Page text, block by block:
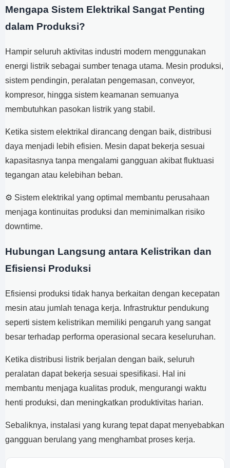
Mengapa Sistem Elektrikal Sangat Penting
dalam Produksi?
Hampir seluruh aktivitas industri modern menggunakan
energi listrik sebagai sumber tenaga utama. Mesin produksi,
sistem pendingin, peralatan pengemasan, conveyor,
kompresor, hingga sistem keamanan semuanya
membutuhkan pasokan listrik yang stabil.
Ketika sistem elektrikal dirancang dengan baik, distribusi
daya menjadi lebih efisien. Mesin dapat bekerja sesuai
kapasitasnya tanpa mengalami gangguan akibat fluktuasi
tegangan atau kelebihan beban.
⚙️ Sistem elektrikal yang optimal membantu perusahaan
menjaga kontinuitas produksi dan meminimalkan risiko
downtime.
Hubungan Langsung antara Kelistrikan dan
Efisiensi Produksi
Efisiensi produksi tidak hanya berkaitan dengan kecepatan
mesin atau jumlah tenaga kerja. Infrastruktur pendukung
seperti sistem kelistrikan memiliki pengaruh yang sangat
besar terhadap performa operasional secara keseluruhan.
Ketika distribusi listrik berjalan dengan baik, seluruh
peralatan dapat bekerja sesuai spesifikasi. Hal ini
membantu menjaga kualitas produk, mengurangi waktu
henti produksi, dan meningkatkan produktivitas harian.
Sebaliknya, instalasi yang kurang tepat dapat menyebabkan
gangguan berulang yang menghambat proses kerja.